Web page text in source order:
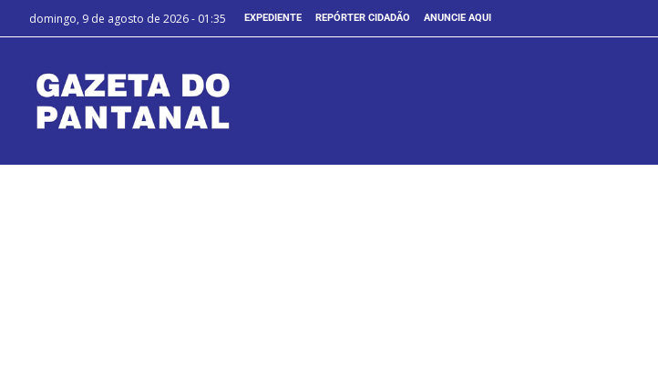
domingo, 9 de agosto de 2026 - 01:35 EXPEDIENTE REPÓRTER CIDADÃO ANUNCIE AQUI